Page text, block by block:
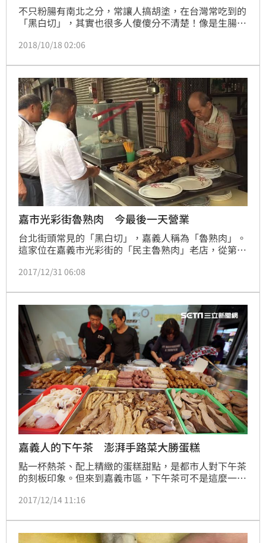
不只粉腸有南北之分，常讓人搞胡塗，在台灣常吃到的
「黑白切」，其實也很多人傻傻分不清楚！像是生腸也
國人吃了覺得美味，但在聽到是動物的內臟還有器官，
2018/10/18 02:06
嘉市光彩街魯熟肉 今最後一天營業
台北街頭常見的「黑白切」，嘉義人稱為「魯熟肉」。
這家位在嘉義市光彩街的「民主魯熟肉」老店，從第一
業到2017年最後一天，讓很多熟客相當不捨，今
光光。
2017/12/31 06:08
嘉義人的下午茶 澎湃手路菜大勝蛋糕
點一杯熱茶、配上精緻的蛋糕甜點，是都市人對下午茶
的刻板印象。但來到嘉義市區，下午茶可不是這麼一回
生腸、肉捲等，沾上以高湯調製的沾醬，配上一碗瓢瓜
是開店不到3小時就被掃光光！
2017/12/14 11:16